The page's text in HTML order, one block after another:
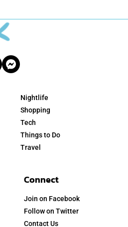
Nightlife
Shopping
Tech
Things to Do
Travel
Connect
Join on Facebook
Follow on Twitter
Contact Us